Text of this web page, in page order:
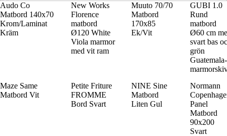
Audo Co
Matbord 140x70
Krom/Laminat
Kräm
New Works
Florence
matbord
Ø120 White
Viola marmor
med vit ram
Muuto 70/70
Matbord
170x85
Ek/Vit
GUBI 1.0
Rund
matbord
Ø60 cm
svart bas
grön
Guatemala-
Maze Same
Matbord Vit
Petite Friture
FROMME
Bord Svart
NINE Sine
Matbord
Liten Gul
Normann
Panel
Matbord
90x200
Svart